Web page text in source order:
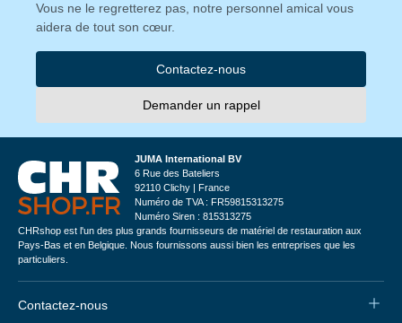
Vous ne le regretterez pas, notre personnel amical vous
aidera de tout son cœur.
Contactez-nous
Demander un rappel
JUMA International BV
6 Rue des Bateliers
92110 Clichy | France
Numéro de TVA : FR59815313275
Numéro Siren : 815313275
CHRshop est l'un des plus grands fournisseurs de matériel de restauration aux
Pays-Bas et en Belgique. Nous fournissons aussi bien les entreprises que les
particuliers.
Contactez-nous